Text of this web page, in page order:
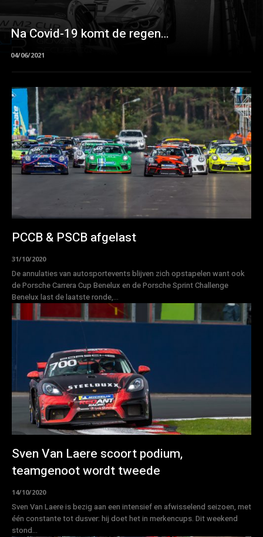
Na Covid-19 komt de regen…
04/06/2021
PCCB & PSCB afgelast
31/10/2020
De annulaties van autosportevents blijven zich opstapelen want ook
de Porsche Carrera Cup Benelux en de Porsche Sprint Challenge
Benelux last de laatste ronde,...
Sven Van Laere scoort podium,
teamgenoot wordt tweede
14/10/2020
Sven Van Laere is bezig aan een intensief en afwisselend seizoen, met
één constante tot dusver: hij doet het in merkencups. Dit weekend
stond...